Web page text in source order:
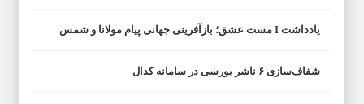
یادداشت I مست عشق؛ بازآفرینی جهانی پیام مولانا و شمس
شفاف‌سازی ۶ ناشر بورسی در سامانه کدال